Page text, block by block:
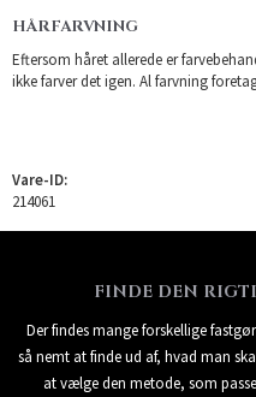
HÅRFARVNING
Eftersom håret allerede er
ikke farver det igen. Al farvning
Vare-ID:
214061
FINDE DEN
Der findes mange forskellige
så nemt at finde ud af, hvad man
at vælge den metode, som